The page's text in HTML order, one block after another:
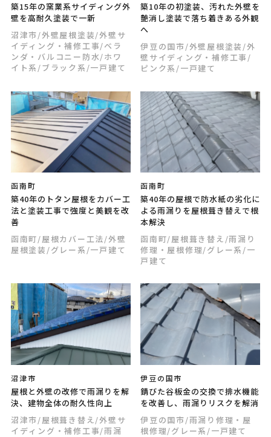
築15年の窯業系サイディング外
壁を高耐久塗装で一新
沼津市/外壁屋根塗装/外壁サ
イディング・補修工事/ベラ
ンダ・バルコニー防水/ホワ
イト系 /ブラック系 /一戸建て
築10年の初塗装、汚れた外壁を
艶消し塗装で落ち着きある外観
へ
伊豆の国市/外壁屋根塗装 /外
壁サイディング・補修工事 /
ピンク系 /一戸建て
函南町
築40年のトタン屋根をカバー工
法と塗装工事で強度と美観を改
善
函南町/屋根カバー工法/外壁
屋根塗装 /グレー系 /一戸建て
函南町
築40年の屋根で防水紙の劣化に
よる雨漏りを屋根葺き替えで根
本解決
函南町/屋根葺き替え /雨漏り
修理・屋根修理/グレー系 /一
戸建て
沼津市
屋根と外壁の改修で雨漏りを解
決、建物全体の耐久性向上
沼津市/屋根葺き替え /外壁サ
イディング・補修工事/雨漏
伊豆の国市
錆びた谷板金の交換で排水機能
を改善し、雨漏りリスクを解消
伊豆の国市/雨漏り修理・屋
根修理/グレー系 /一戸建て